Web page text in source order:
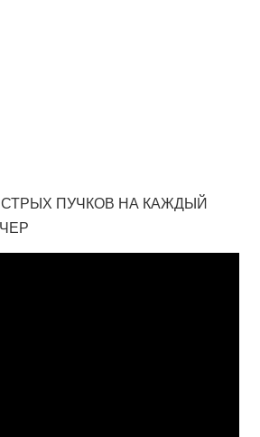
ПУЧКОВ НА КАЖДЫЙ